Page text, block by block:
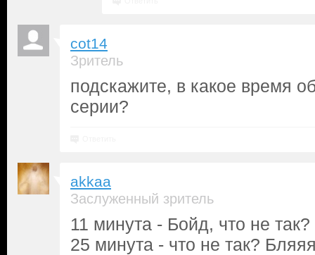
cot14
Зритель
подскажите, в какое время
серии?
akkaa
Заслуженный зритель
11 минута - Бойд, что не так?
25 минута - что не так?